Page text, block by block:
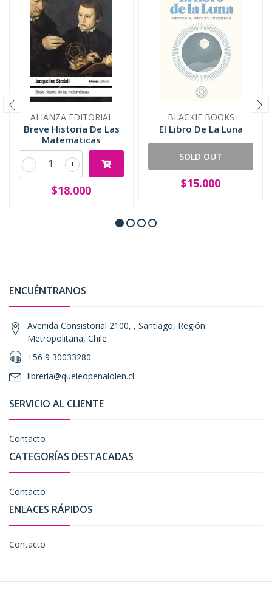
ALIANZA EDITORIAL
Breve Historia De Las
Matematicas
+
-
$18.000
BLACKIE BOOKS
El Libro De La Luna
SOLD OUT
$15.000
ENCUÉNTRANOS
Avenida Consistorial 2100, , Santiago, Región
Metropolitana, Chile
+56 9 30033280
libreria@queleopenalolen.cl
SERVICIO AL CLIENTE
Contacto
CATEGORÍAS DESTACADAS
Contacto
ENLACES RÁPIDOS
Contacto